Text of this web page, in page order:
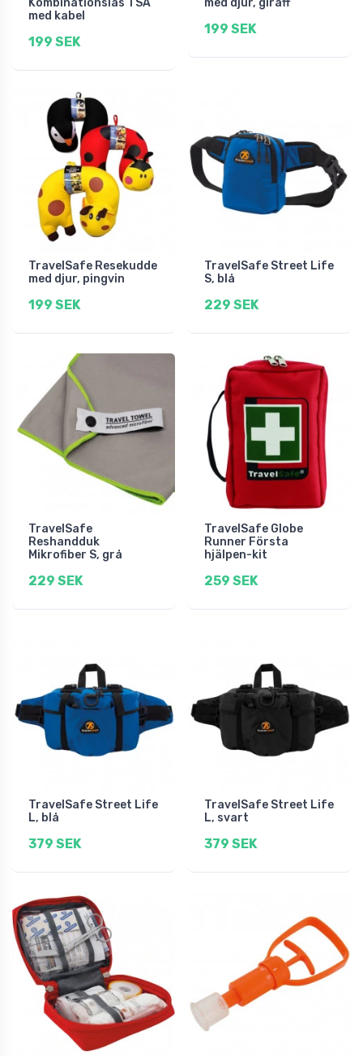
Kombinationslås TSA
med kabel
199 SEK
med djur, giraff
199 SEK
TravelSafe Resekudde
med djur, pingvin
199 SEK
TravelSafe Street Life
S, blå
229 SEK
TravelSafe
Reshandduk
Mikrofiber S, grå
229 SEK
TravelSafe Globe
Runner Första
hjälpen-kit
259 SEK
TravelSafe Street Life
L, blå
379 SEK
TravelSafe Street Life
L, svart
379 SEK